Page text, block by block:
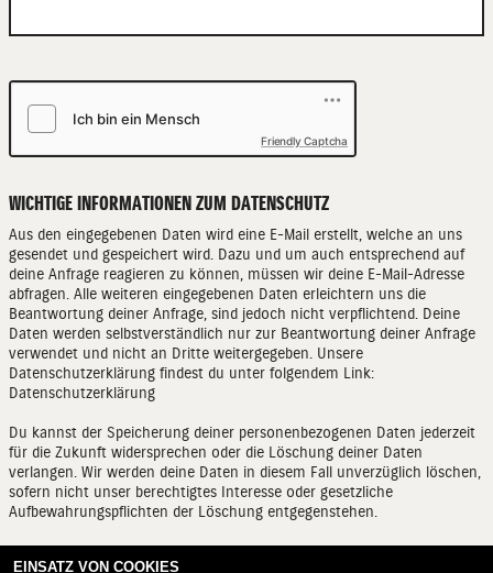
Friendly Captcha
WICHTIGE INFORMATIONEN ZUM DATENSCHUTZ
Aus den eingegebenen Daten wird eine E-Mail erstellt, welche an uns
gesendet und gespeichert wird. Dazu und um auch entsprechend auf
deine Anfrage reagieren zu können, müssen wir deine E-Mail-Adresse
abfragen. Alle weiteren eingegebenen Daten erleichtern uns die
Beantwortung deiner Anfrage, sind jedoch nicht verpflichtend. Deine
Daten werden selbstverständlich nur zur Beantwortung deiner Anfrage
verwendet und nicht an Dritte weitergegeben. Unsere
Datenschutzerklärung findest du unter folgendem Link:
Datenschutzerklärung
Du kannst der Speicherung deiner personenbezogenen Daten jederzeit
für die Zukunft widersprechen oder die Löschung deiner Daten
verlangen. Wir werden deine Daten in diesem Fall unverzüglich löschen,
sofern nicht unser berechtigtes Interesse oder gesetzliche
Aufbewahrungspflichten der Löschung entgegenstehen.
EINSATZ VON COOKIES